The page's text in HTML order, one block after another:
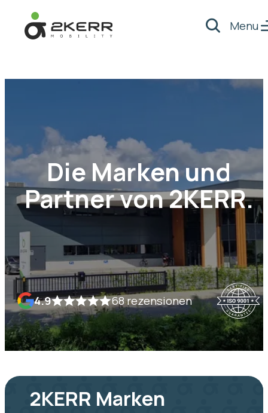
Suche
Menu
Die Marken und
Partner von 2KERR.
4.9 68 rezensionen
2KERR Marken